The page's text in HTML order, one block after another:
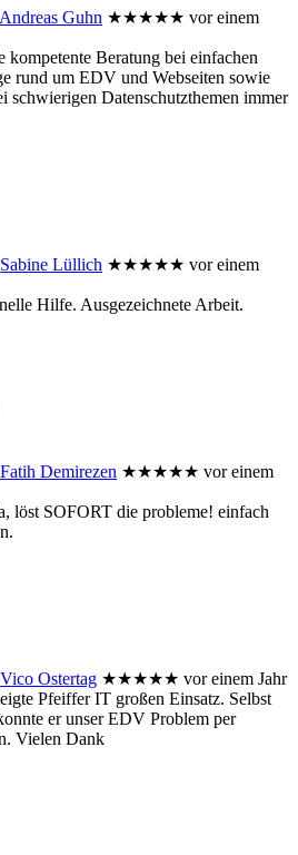
Andreas Guhn ★★★★★ vor einem
kompetente Beratung bei einfachen
rund um EDV und Webseiten sowie
schwierigen Datenschutzthemen immer
Sabine Lüllich ★★★★★ vor einem
Hilfe. Ausgezeichnete Arbeit.
Fatih Demirezen ★★★★★ vor einem
löst SOFORT die probleme! einfach
Vico Ostertag ★★★★★ vor einem Jahr
Pfeiffer IT großen Einsatz. Selbst
er unser EDV Problem per
Vielen Dank